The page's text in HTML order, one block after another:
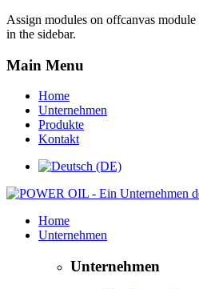
Assign modules on offcanvas
in the sidebar.
Main Menu
Home
Unternehmen
Produkte
Kontakt
Home
Unternehmen
Unternehmen